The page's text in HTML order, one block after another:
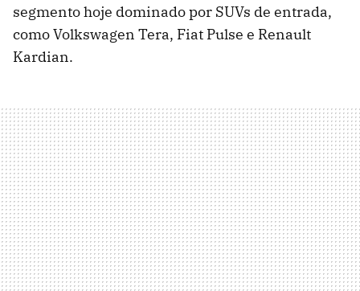
segmento hoje dominado por SUVs de entrada,
como Volkswagen Tera, Fiat Pulse e Renault
Kardian.